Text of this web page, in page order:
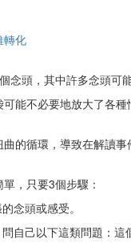
轉化
念頭，其中許多念頭可
能不必要地放大了各
的循環，導致在解讀
，只要3個步驟：
念頭或感受。
自己以下這類問題：